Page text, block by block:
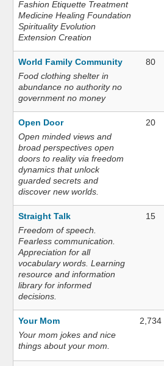
Fashion Etiquette Treatment
Medicine Healing Foundation
Spirituality Evolution
Extension Creation
World Family Community
Food clothing shelter in
abundance no authority no
government no money
80
Open Door
Open minded views and
broad perspectives open
doors to reality via freedom
dynamics that unlock
guarded secrets and
discover new worlds.
20
Straight Talk
Freedom of speech.
Fearless communication.
Appreciation for all
vocabulary words. Learning
resource and information
library for informed
decisions.
15
Your Mom
Your mom jokes and nice
things about your mom.
2,734